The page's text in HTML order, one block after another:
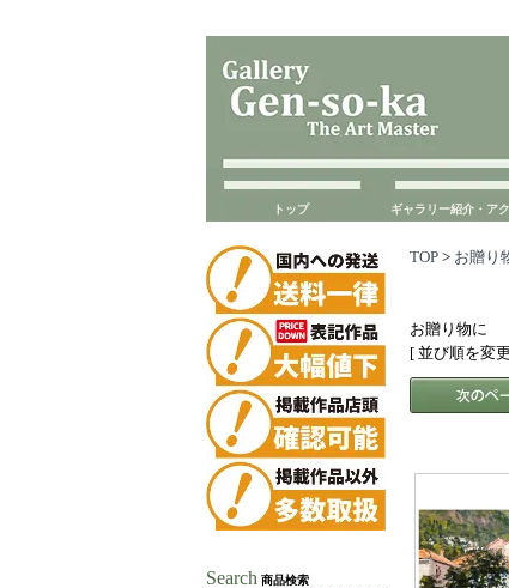
トップ ギャラリー紹介・ア
TOP > お贈り
お贈り物に
[ 並び順を変
Search 商品検索